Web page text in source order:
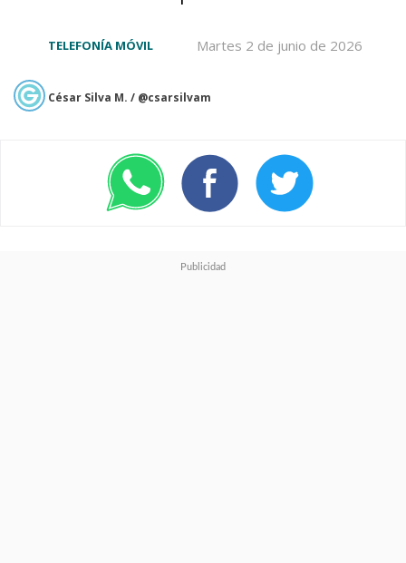
para Latinoamérica por
temporadas
, tal como les
comentamos en
Martes 2 de junio de 2026
TELEFONÍA MÓVIL
César Silva M. / @csarsilvam